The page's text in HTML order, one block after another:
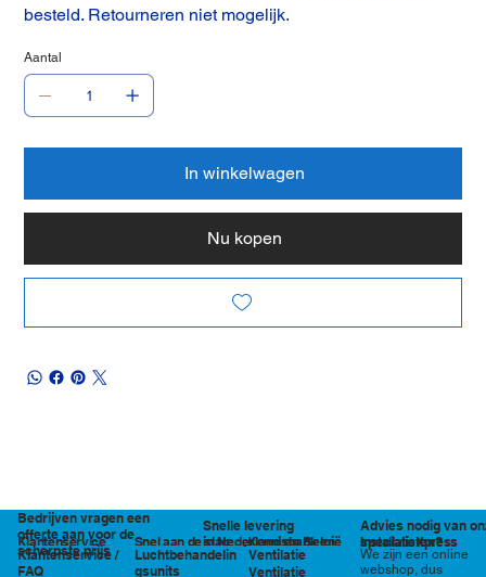
besteld. Retourneren niet mogelijk.
Aantal
In winkelwagen
Nu kopen
Klantenservice
Klantenservice /
FAQ
Bedrijven vragen een
offerte aan voor de
scherpste prijs
Snelle levering
in Nederland en België
Advies nodig van
specialisten?
Snel aan de slag
Luchtbehandelin
gsunits
Kennisbank en
tools
Ventilatie
Ventilatie
We zijn een online
webshop, dus
InstallatieXpress